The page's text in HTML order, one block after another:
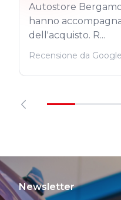
Autostore
hanno
dell'acquisto. R...
Recensione da Google
Newsletter